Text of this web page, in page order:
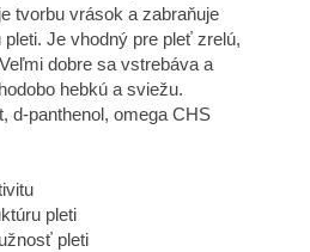
tvorbu vrások a zabraňuje
Je vhodný pre pleť zrelú,
dobre sa vstrebáva a
hebkú a sviežu.
d-panthenol, omega CHS
pleti
pleti